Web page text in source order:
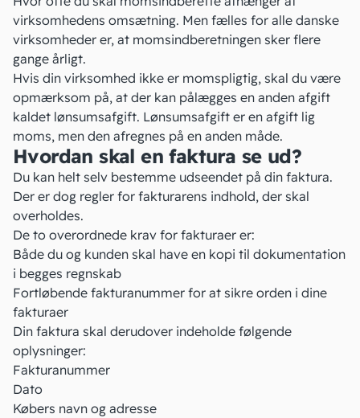
virksomhedens omsætning. Men fælles for alle danske
virksomheder er, at momsindberetningen sker flere
gange årligt.
Hvis din virksomhed ikke er momspligtig, skal du være
opmærksom på, at der kan pålægges en anden afgift
kaldet lønsumsafgift. Lønsumsafgift er en afgift lig
moms, men den afregnes på en anden måde.
Hvordan skal en faktura se ud?
Du kan helt selv bestemme udseendet på din faktura.
Der er dog regler for fakturarens indhold, der skal
overholdes.
De to overordnede krav for fakturaer er:
Både du og kunden skal have en kopi til dokumentation
i begges regnskab
Fortløbende fakturanummer for at sikre orden i dine
fakturaer
Din faktura skal derudover indeholde følgende
oplysninger:
Fakturanummer
Dato
Købers navn og adresse